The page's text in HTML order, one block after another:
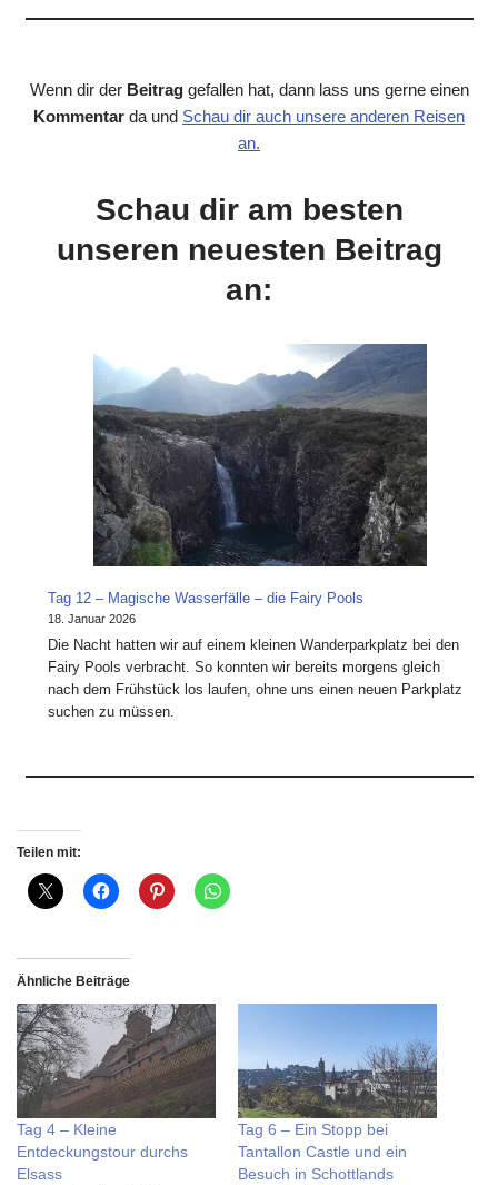
Wenn dir der Beitrag gefallen hat, dann lass uns gerne einen
Kommentar da und Schau dir auch unsere anderen Reisen
an.
Schau dir am besten
unseren neuesten Beitrag
an:
Tag 12 – Magische Wasserfälle – die Fairy Pools
18. Januar 2026
Die Nacht hatten wir auf einem kleinen Wanderparkplatz bei den
Fairy Pools verbracht. So konnten wir bereits morgens gleich
nach dem Frühstück los laufen, ohne uns einen neuen Parkplatz
suchen zu müssen.
Teilen mit:
Ähnliche Beiträge
Tag 4 – Kleine
Entdeckungstour durchs
Elsass
Tag 6 – Ein Stopp bei
Tantallon Castle und ein
Besuch in Schottlands